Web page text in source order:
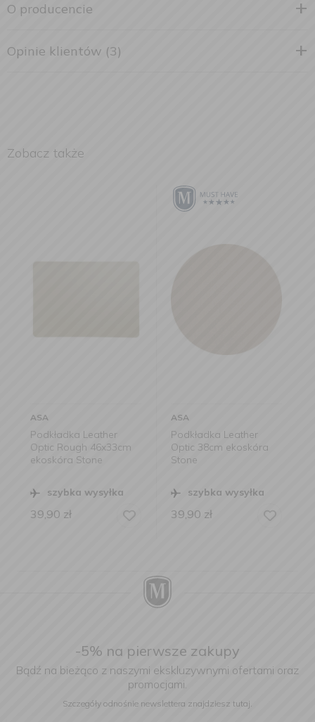
O producencie
Opinie klientów (3)
Zobacz także
Podkładka Leather
Optic 38cm ekoskóra
Stone
szybka wysyłka
39,90
Podkładka Leather
Optic 49,5x33cm
szybka wysyłka
39,90
-5% na pierwsze zakupy
Bądź na bieżąco z naszymi ekskluzywnymi ofertami oraz
promocjami.
Szczegóły odnośnie newslettera znajdziesz tutaj.